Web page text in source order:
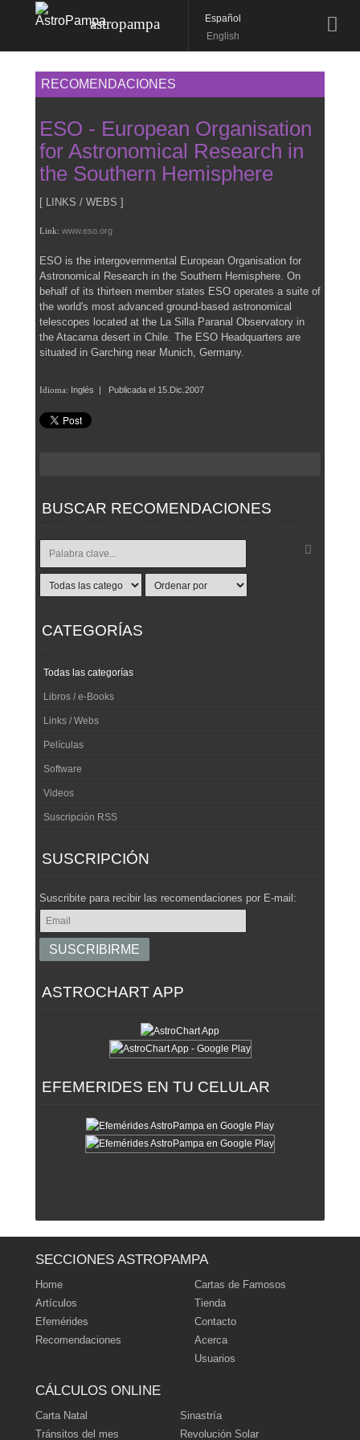
astropampa
Español
English
RECOMENDACIONES
ESO - European Organisation
for Astronomical Research in
the Southern Hemisphere
[ LINKS / WEBS ]
Link: www.eso.org
ESO is the intergovernmental European Organisation for
Astronomical Research in the Southern Hemisphere. On
behalf of its thirteen member states ESO operates a suite of
the world's most advanced ground-based astronomical
telescopes located at the La Silla Paranal Observatory in
the Atacama desert in Chile. The ESO Headquarters are
situated in Garching near Munich, Germany.
Idioma: Inglés | Publicada el 15.Dic.2007
BUSCAR RECOMENDACIONES
CATEGORÍAS
Todas las categorías
Libros / e-Books
Links / Webs
Películas
Software
Videos
Suscripción RSS
SUSCRIPCIÓN
Suscribite para recibir las recomendaciones por E-mail:
ASTROCHART APP
EFEMERIDES EN TU CELULAR
SECCIONES ASTROPAMPA
Home
Artículos
Efemérides
Recomendaciones
Cartas de Famosos
Tienda
Contacto
Acerca
Usuarios
CÁLCULOS ONLINE
Carta Natal
Tránsitos del mes
Sinastría
Revolución Solar